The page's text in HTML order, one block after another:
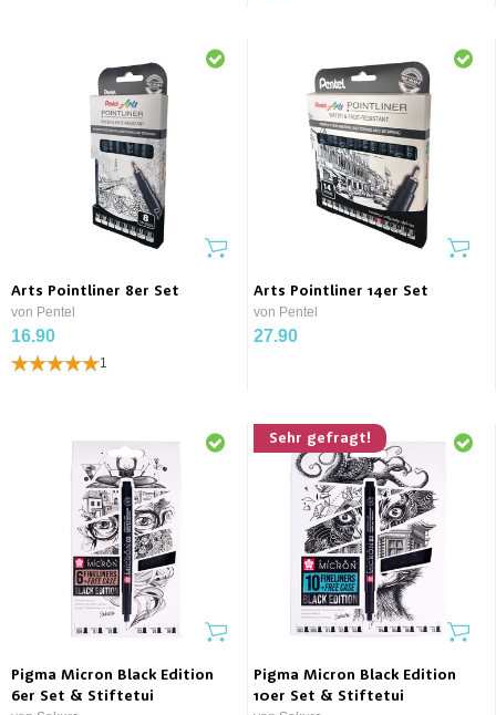
Arts Pointliner 8er Set
von Pentel
16.90
1
Arts Pointliner 14er Set
von Pentel
27.90
Pigma Micron Black Edition
6er Set & Stiftetui
Sehr gefragt!
Pigma Micron Black Edition
10er Set & Stiftetui